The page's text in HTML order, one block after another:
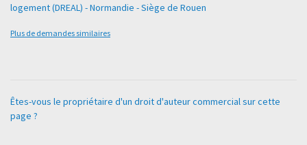
logement (DREAL) - Normandie - Siège de Rouen
Plus de demandes similaires
Êtes-vous le propriétaire d'un droit d'auteur commercial sur cette
page ?